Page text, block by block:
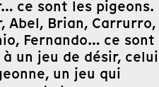
ce sont les pigeons.
Abel, Brian, Carrurro,
Fernando… ce sont
un jeu de désir, celui
un jeu qui